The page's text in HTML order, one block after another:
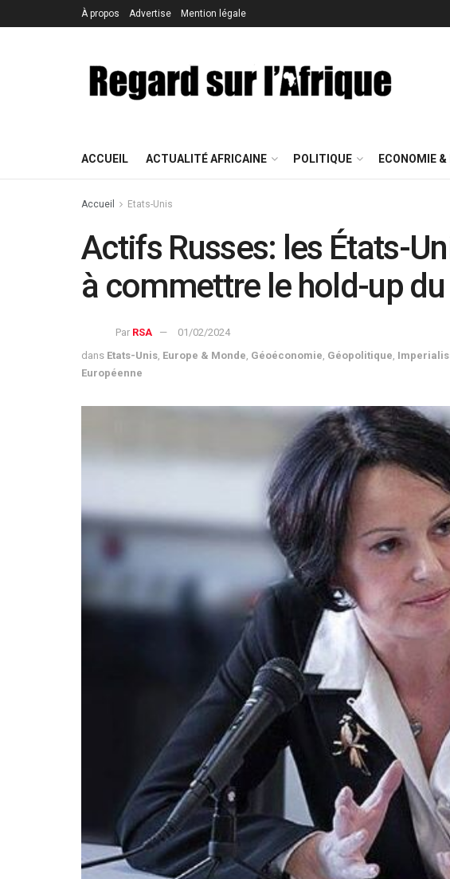
À propos Advertise Mention légale
ACCUEIL ACTUALITÉ AFRICAINE POLITIQUE ECONOMIE
Accueil Etats-Unis
Actifs Russes: les États-
à commettre le hold-up
Par RSA
01/02/2024
dans Etats-Unis Europe & Monde Géoéconomie Géopolitique
Européenne